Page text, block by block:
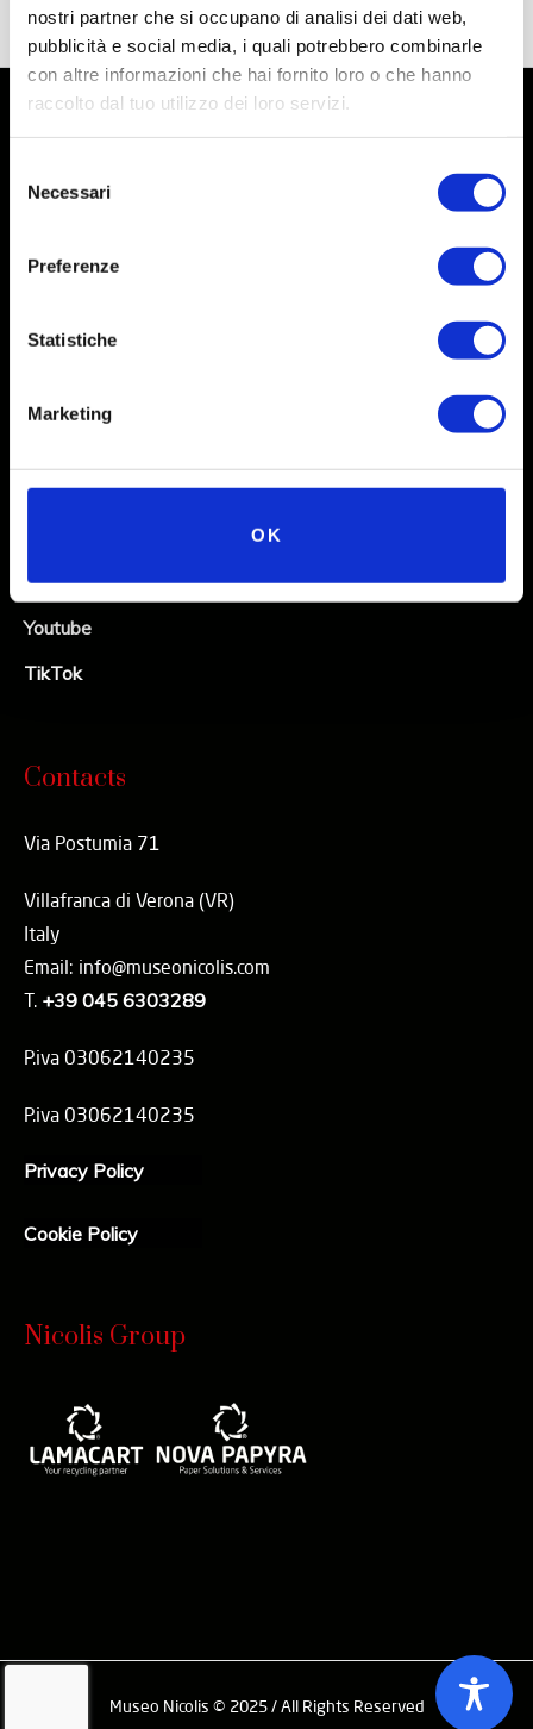
nostri partner che si occupano di analisi dei dati web,
pubblicità e social media, i quali potrebbero combinarle
con altre informazioni che hai fornito loro o che hanno
raccolto dal tuo utilizzo dei loro servizi.
delNecessari
Preferenze
Statistiche
Marketing
OK
Facebook
Linkedin
Youtube
TikTok
Contacts
Via Postumia 71
Villafranca di Verona (VR)
Italy
Email: info@museonicolis.com
T. +39 045 6303289
P.iva 03062140235
P.iva 03062140235
Privacy Policy
Cookie Policy
Nicolis Group
Museo Nicolis © 2025 / All Rights Reserved